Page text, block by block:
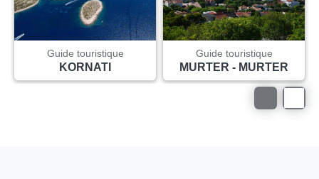
Guide touristique
KORNATI
Guide touristique
MURTER - MURTER